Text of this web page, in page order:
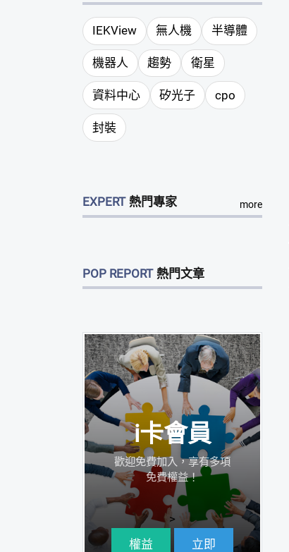
IEKView 無人機 半導體
機器人 趨勢 衛星
資料中心 矽光子 cpo
封裝
EXPERT 熱門專家 more
POP REPORT 熱門文章
i卡會員
歡迎免費加入，享有多項
免費權益！
>
權益
立即